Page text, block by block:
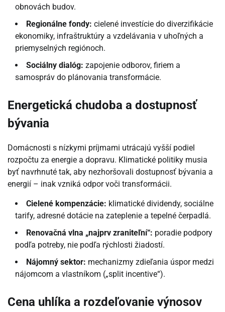
obnovách budov.
Regionálne fondy: cielené investície do diverzifikácie
ekonomiky, infraštruktúry a vzdelávania v uhoľných a
priemyselných regiónoch.
Sociálny dialóg: zapojenie odborov, firiem a
samospráv do plánovania transformácie.
Energetická chudoba a dostupnosť
bývania
Domácnosti s nízkymi príjmami utrácajú vyšší podiel
rozpočtu za energie a dopravu. Klimatické politiky musia
byť navrhnuté tak, aby nezhoršovali dostupnosť bývania a
energií – inak vzniká odpor voči transformácii.
Cielené kompenzácie: klimatické dividendy, sociálne
tarify, adresné dotácie na zateplenie a tepelné čerpadlá.
Renovačná vlna „najprv zraniteľní“: poradie podpory
podľa potreby, nie podľa rýchlosti žiadostí.
Nájomný sektor: mechanizmy zdieľania úspor medzi
nájomcom a vlastníkom („split incentive“).
Cena uhlíka a rozdeľovanie výnosov